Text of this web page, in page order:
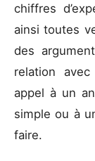
chiffres
ainsi toutes
des
relation
appel à un
simple ou à
faire.